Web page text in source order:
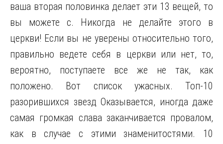
ваша вторая половинка делает эти 13 вещей, то
вы можете с. Никогда не делайте этого в
церкви! Если вы не уверены относительно того,
правильно ведете себя в церкви или нет, то,
вероятно, поступаете все же не так, как
положено. Вот список ужасных. Топ-10
разорившихся звезд Оказывается, иногда даже
самая громкая слава заканчивается провалом,
как в случае с этими знаменитостями. 10